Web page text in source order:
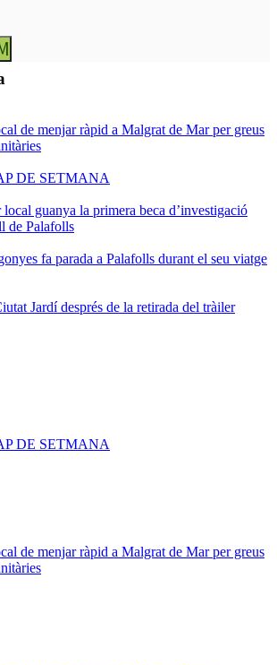
de menjar ràpid a Malgrat de Mar per greus
DE SETMANA
guanya la primera beca d’investigació
de Palafolls
fa parada a Palafolls durant el seu viatge
Jardí després de la retirada del tràiler
DE SETMANA
de menjar ràpid a Malgrat de Mar per greus